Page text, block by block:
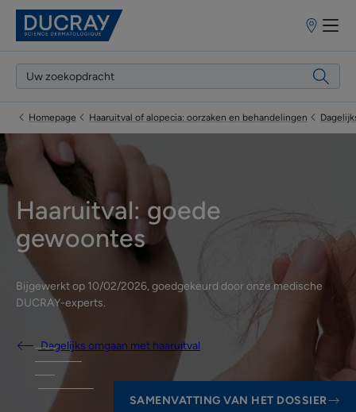
Homepage Haaruitval of alopecia: oorzaken en behandelingen
Haaruitval: goede
gewoontes
Bijgewerkt op 10/02/2026, goedgekeurd dooronze medische
DUCRAY-experts.
Dagelijks omgaan met haaruitval
SAMENVATTING VAN HET DOSSIER